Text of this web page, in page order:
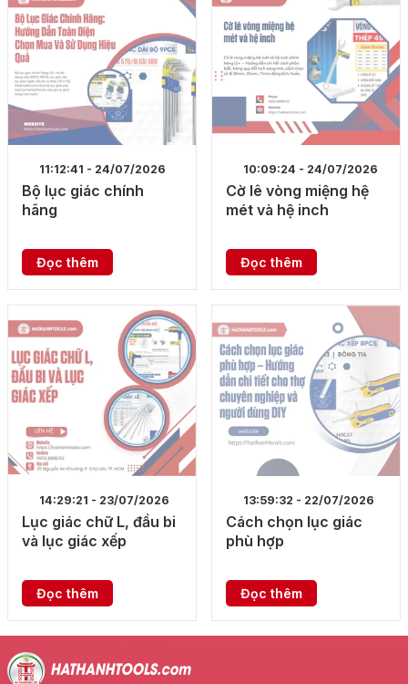
11:12:41 - 24/07/2026
Bộ lục giác chính
hãng
Đọc thêm
10:09:24 - 24/07/2026
Cờ lê vòng miệng hệ
mét và hệ inch
Đọc thêm
14:29:21 - 23/07/2026
Lục giác chữ L, đầu bi
và lục giác xếp
Đọc thêm
13:59:32 - 22/07/2026
Cách chọn lục giác
phù hợp
Đọc thêm